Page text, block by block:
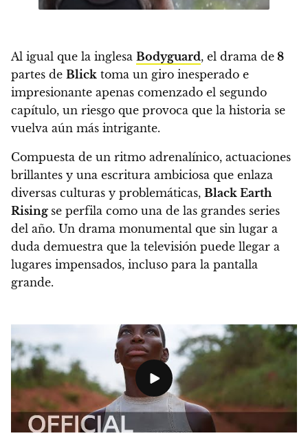
Al igual que la inglesa Bodyguard, el drama de 8
partes de Blick toma un giro inesperado e
impresionante apenas comenzado el segundo
capítulo, un riesgo que provoca que la historia se
vuelva aún más intrigante.
Compuesta de un ritmo adrenalínico, actuaciones
brillantes y una escritura ambiciosa que enlaza
diversas culturas y problemáticas, Black Earth
Rising se perfila como una de las grandes series
del año. Un drama monumental que sin lugar a
duda demuestra que la televisión puede llegar a
lugares impensados, incluso para la pantalla
grande.